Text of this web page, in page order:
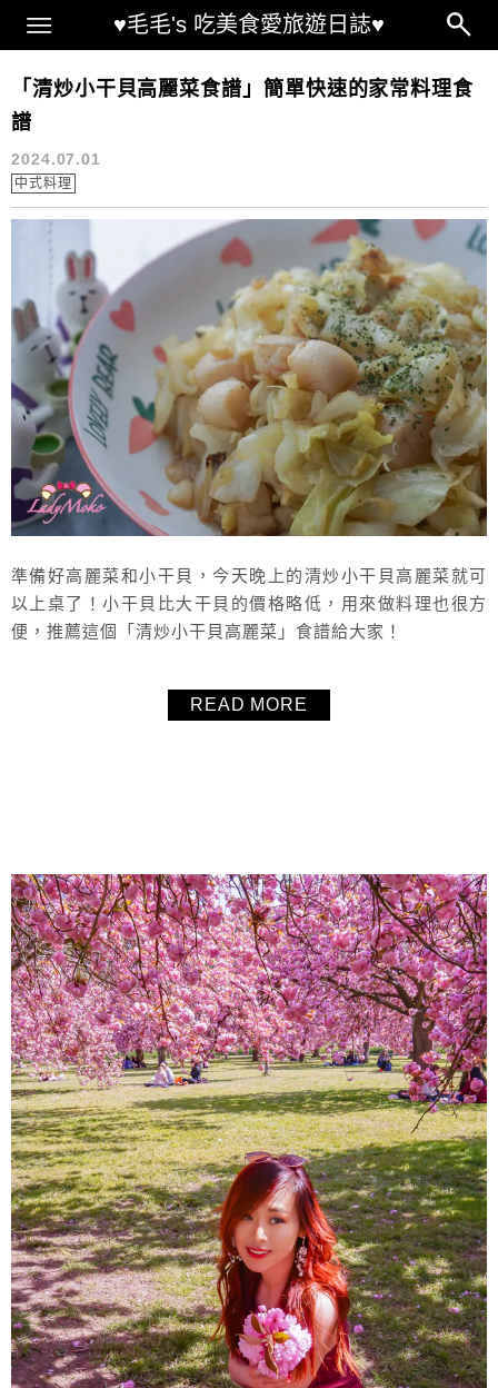
♥毛毛's 吃美食愛旅遊日誌♥
Main Menu
Stir-fry scallop and cabbage
「清炒小干貝高麗菜食譜」簡單快速的家常料理食
譜
2024.07.01
中式料理
準備好高麗菜和小干貝，今天晚上的清炒小干貝高麗菜就可
以上桌了！小干貝比大干貝的價格略低，用來做料理也很方
便，推薦這個「清炒小干貝高麗菜」食譜給大家！
READ MORE
About